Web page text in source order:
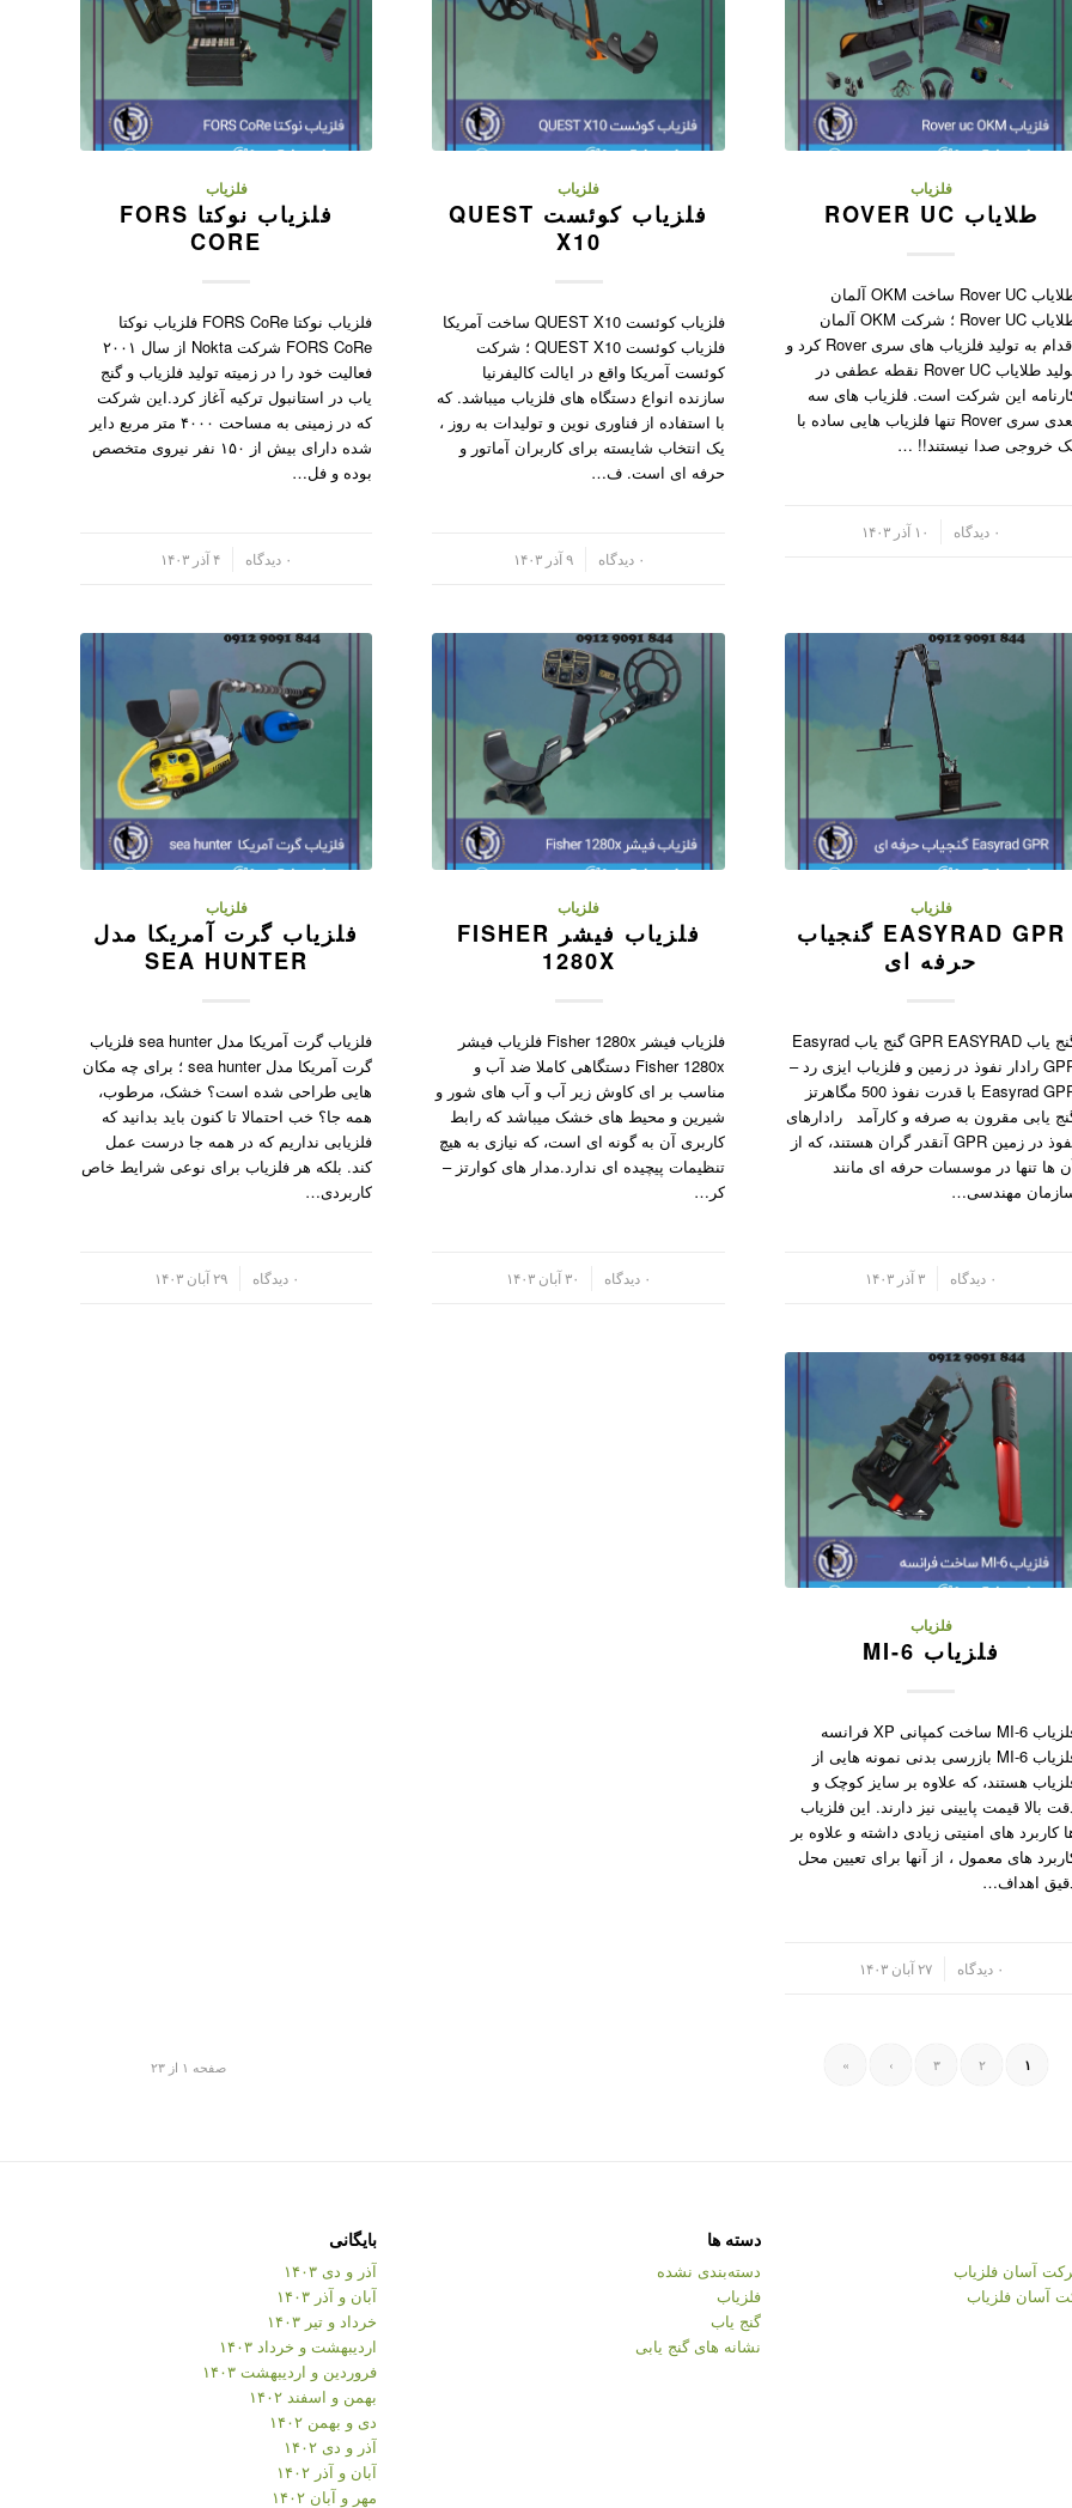
فلزیاب
طلایاب ROVER UC
طلایاب Rover UC ساخت OKM آلمان
طلایاب Rover UC ؛ شرکت OKM آلمان
اقدام به تولید فلزیاب های سری Rover کرد و
تولید طلایاب Rover UC نقطه عطفی در
این شرکت است. فلزیاب های سه
بعدی سری Rover تنها فلزیاب هایی ساده با
خروجی صدا نیستند!! …
۰ دیدگاه ۱۰ آذر ۱۴۰۳
فلزیاب
فلزیاب کوئست QUEST
X10
فلزیاب کوئست QUEST X10 ساخت آمریکا
فلزیاب کوئست QUEST X10 ؛ شرکت
کوئست آمریکا واقع در ایالت کالیفرنیا
سازنده انواع دستگاه های فلزیاب میباشد. که
با استفاده از فناوری نوین و تولیدات به روز ،
یک انتخاب شایسته برای کاربران آماتور و
حرفه ای است. ف…
۰ دیدگاه ۹ آذر ۱۴۰۳
فلزیاب
فلزیاب نوکتا FORS
CORE
فلزیاب نوکتا FORS CoRe فلزیاب نوکتا
FORS CoRe شرکت Nokta از سال ۲۰۰۱
فعالیت خود را در زمیته تولید فلزیاب و گنج
یاب در استانبول ترکیه آغاز کرد.این شرکت
که در زمینی به مساحت ۴۰۰۰ متر مربع دایر
شده دارای بیش از ۱۵۰ نفر نیروی متخصص
بوده و فل…
۰ دیدگاه ۴ آذر ۱۴۰۳
فلزیاب
EASYRAD GPR گنجیاب
حرفه ای
گنج یاب GPR EASYRAD گنج یاب Easyrad
GPR رادار نفوذ در زمین و فلزیاب ایزی رد –
Easyrad GPR با قدرت نفوذ 500 مگاهرتز
یابی مقرون به صرفه و کارآمد رادارهای
نفوذ در زمین GPR آنقدر گران هستند، که از
ها تنها در موسسات حرفه ای مانند
مهندسی…
۰ دیدگاه ۳ آذر ۱۴۰۳
فلزیاب
فلزیاب فیشر FISHER
1280X
فلزیاب فیشر Fisher 1280x فلزیاب فیشر
Fisher 1280x دستگاهی کاملا ضد آب و
مناسب بر ای کاوش زیر آب و آب های شور و
شیرین و محیط های خشک میباشد که رابط
کاربری آن به گونه ای است، که نیازی به هیچ
تنظیمات پیچیده ای ندارد.مدار های کوارتز –
کر…
۰ دیدگاه ۳۰ آبان ۱۴۰۳
فلزیاب
فلزیاب گرت آمریکا مدل
SEA HUNTER
فلزیاب گرت آمریکا مدل sea hunter فلزیاب
گرت آمریکا مدل sea hunter ؛ برای چه مکان
هایی طراحی شده است؟ خشک، مرطوب،
همه جا؟ خب احتمالا تا کنون باید بدانید که
فلزیابی نداریم که در همه جا درست عمل
کند. بلکه هر فلزیاب برای نوعی شرایط خاص
کاربردی…
۰ دیدگاه ۲۹ آبان ۱۴۰۳
فلزیاب
فلزیاب MI-6
فلزیاب MI-6 ساخت کمپانی XP فرانسه
فلزیاب MI-6 بازرسی بدنی نمونه هایی از
هستند، که علاوه بر سایز کوچک و
بالا قیمت پایینی نیز دارند. این فلزیاب
کاربرد های امنیتی زیادی داشته و علاوه بر
های معمول ، از آنها برای تعیین محل
اهداف…
۰ دیدگاه ۲۷ آبان ۱۴۰۳
صفحه ۱ از ۲۳ ۱ ۲ ۳ ›
»
آسان فلزیاب
آسان فلزیاب
دسته ها
دسته‌بندی نشده
فلزیاب
گنج یاب
نشانه های گنج یابی
بایگانی
آذر و دی ۱۴۰۳
آبان و آذر ۱۴۰۳
خرداد و تیر ۱۴۰۳
اردیبهشت و خرداد ۱۴۰۳
فروردین و اردیبهشت ۱۴۰۳
بهمن و اسفند ۱۴۰۲
دی و بهمن ۱۴۰۲
آذر و دی ۱۴۰۲
آبان و آذر ۱۴۰۲
مهر و آبان ۱۴۰۲